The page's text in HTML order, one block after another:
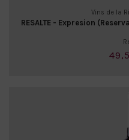
Vins de la
RESALTE - Expresion